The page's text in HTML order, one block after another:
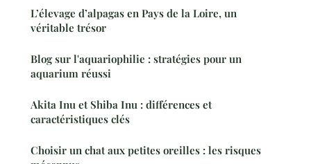
L’élevage d’alpagas en Pays de la Loire, un
véritable trésor
Blog sur l'aquariophilie : stratégies pour un
aquarium réussi
Akita Inu et Shiba Inu : différences et
caractéristiques clés
Choisir un chat aux petites oreilles : les risques